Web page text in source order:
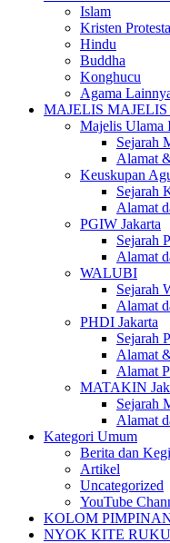
Islam
Kristen
Hindu
Buddha
Konghucu
Agama
MAJELIS
Majelis Ulama
Sejarah
Alamat
Keuskupan
Sejarah
Alamat
PGIW Jakarta
Sejarah
Alamat
WALUBI
Sejarah
Alamat
PHDI Jakarta
Sejarah
Alamat
Alamat
MATAKIN
Sejarah
Alamat
Kategori Umum
Berita dan
Artikel
Uncategorized
YouTube
KOLOM
NYOK KITE